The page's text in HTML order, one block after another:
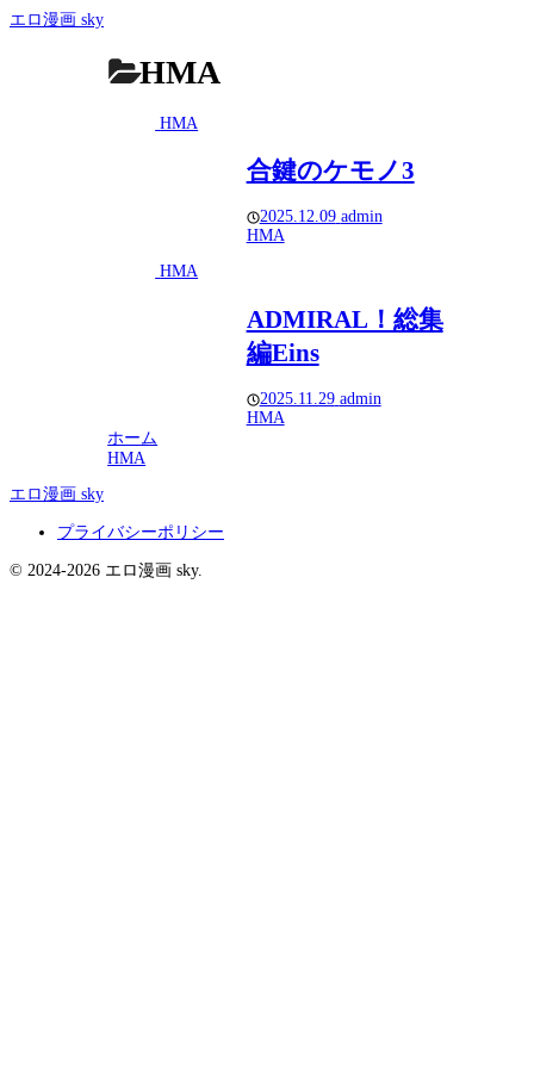
エロ漫画 sky
HMA
HMA
合鍵のケモノ3
2025.12.09 admin
HMA
HMA
ADMIRAL！総集
編Eins
2025.11.29 admin
HMA
ホーム
HMA
エロ漫画 sky
プライバシーポリシー
© 2024-2026 エロ漫画 sky.